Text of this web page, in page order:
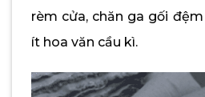
rèm cửa, chăn ga gối
ít hoa văn cầu kì.